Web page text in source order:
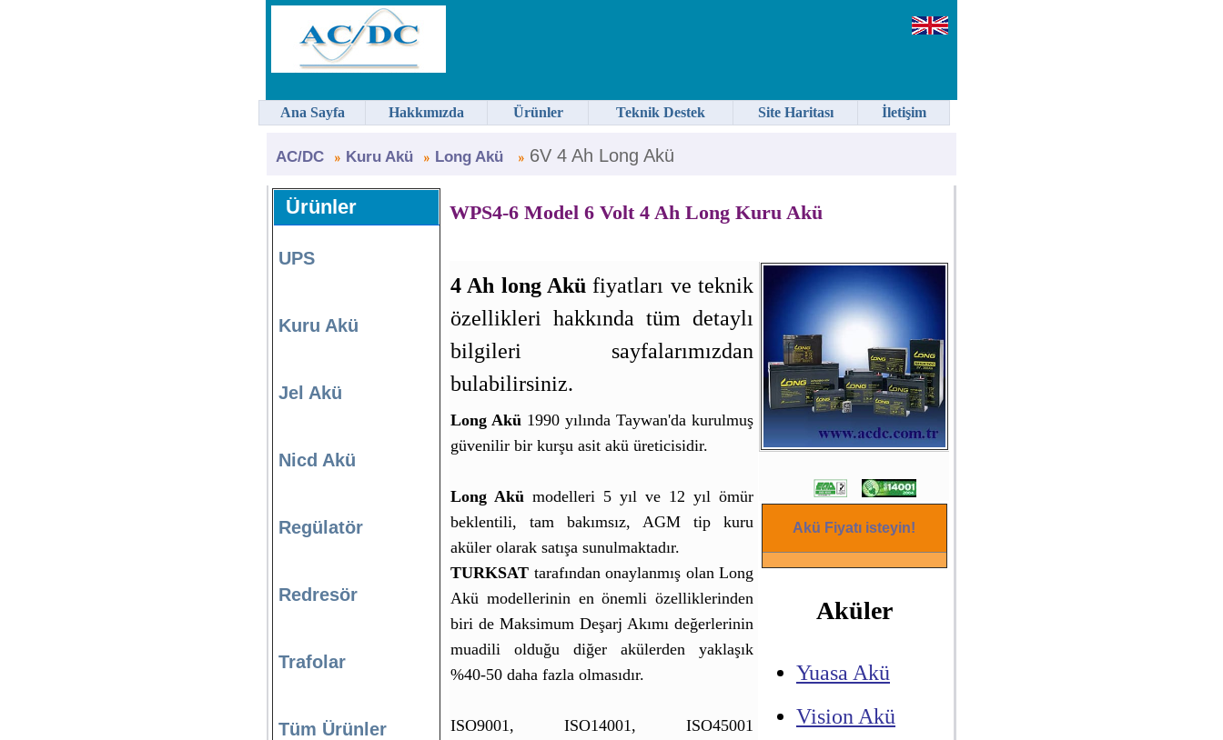
AC/DC Kuru Akü Long Akü 6V 4 Ah Long Akü
Ürünler
UPS
Kuru Akü
Jel Akü
Nicd Akü
Regülatör
Redresör
Trafolar
Tüm Ürünler
WPS4-6 Model 6 Volt 4 Ah Long Kuru Akü
4 Ah long Akü fiyatları ve teknik
özellikleri hakkında tüm detaylı
bilgileri sayfalarımızdan
bulabilirsiniz.
Long Akü 1990 yılında Taywan'da kurulmuş
güvenilir bir kurşu asit akü üreticisidir.
Long Akü modelleri 5 yıl ve 12 yıl ömür
beklentili, tam bakımsız, AGM tip kuru
aküler olarak satışa sunulmaktadır.
TURKSAT tarafından onaylanmış olan Long
Akü modellerinin en önemli özelliklerinden
biri de Maksimum Deşarj Akımı değerlerinin
muadili olduğu diğer akülerden yaklaşık
%40-50 daha fazla olmasıdır.
ISO9001, ISO14001, ISO45001
Akü Fiyatı isteyin!
Aküler
Yuasa Akü
Vision Akü
Ana Sayfa Hakkımızda Ürünler Teknik Destek Site Haritası İletişim